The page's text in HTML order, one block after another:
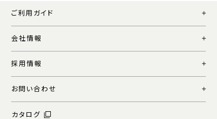
ご利用ガイド
会社情報
採用情報
お問い合わせ
カタログ